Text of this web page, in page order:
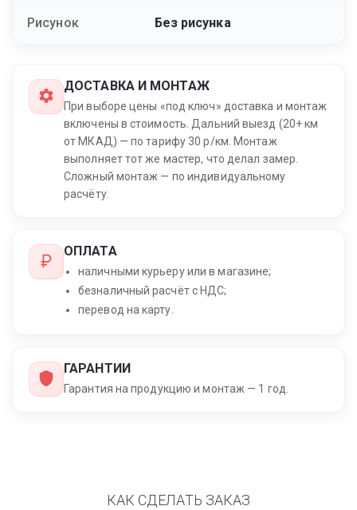
Рисунок Без рисунка
ДОСТАВКА И МОНТАЖ
При выборе цены «под ключ» доставка и монтаж
включены в стоимость. Дальний выезд (20+ км
от МКАД) — по тарифу 30 р/км. Монтаж
выполняет тот же мастер, что делал замер.
Сложный монтаж — по индивидуальному
расчёту.
ОПЛАТА
наличными курьеру или в магазине;
безналичный расчёт с НДС;
перевод на карту.
ГАРАНТИИ
Гарантия на продукцию и монтаж — 1 год.
КАК СДЕЛАТЬ ЗАКАЗ